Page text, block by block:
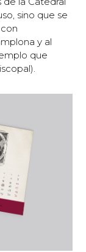
sino que se
y al
que